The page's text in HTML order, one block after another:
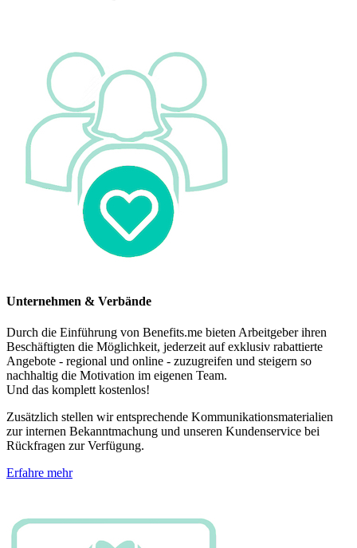
Unternehmen & Verbände
Durch die Einführung von Benefits.me bieten Arbeitgeber ihren
Beschäftigten die Möglichkeit, jederzeit auf exklusiv rabattierte
Angebote - regional und online - zuzugreifen und steigern so
nachhaltig die Motivation im eigenen Team.
Und das komplett kostenlos!
Zusätzlich stellen wir entsprechende Kommunikationsmaterialien
zur internen Bekanntmachung und unseren Kundenservice bei
Rückfragen zur Verfügung.
Erfahre mehr